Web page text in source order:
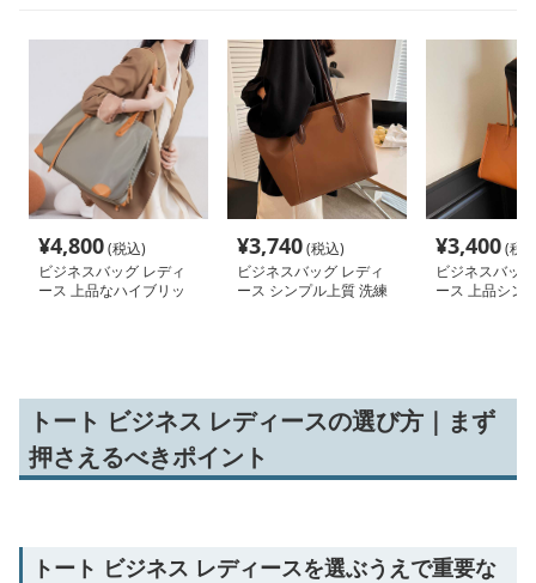
¥4,800(税込)
ビジネスバッグ レディ
ース 上品なハイブリッ
¥3,740(税込)
ビジネスバッグ レディ
ース シンプル上質 洗練
¥3,400(税
ビジネスバッ
ース 上品シン
トート ビジネス レディースの選び方｜まず
押さえるべきポイント
トート ビジネス レディースを選ぶうえで重要な